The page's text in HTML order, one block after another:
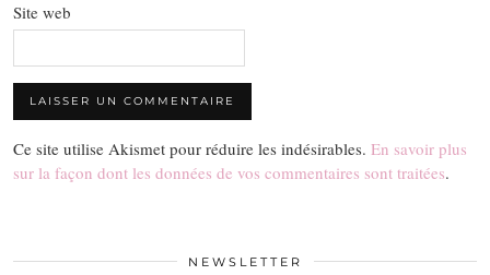
Site web
Ce site utilise Akismet pour réduire les indésirables. En savoir plus
sur la façon dont les données de vos commentaires sont traitées.
NEWSLETTER